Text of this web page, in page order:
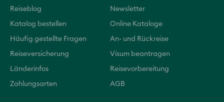
Reiseblog Newsletter
Katalog bestellen Online Kataloge
Häufig gestellte Fragen An- und Rückreise
Reiseversicherung Visum beantragen
Länderinfos Reisevorbereitung
Zahlungsarten AGB